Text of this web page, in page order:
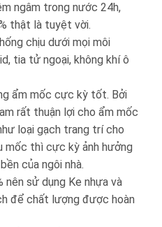
ngâm trong nước 24h,
thật là tuyệt vời.
chịu dưới mọi môi
tia tử ngoại, không khí ô
ẩm mốc cực kỳ tốt. Bởi
rất thuận lợi cho ẩm mốc
loại gạch trang trí cho
mốc thì cực kỳ ảnh hưởng
của ngôi nhà.
sử dụng Ke nhựa và
để chất lượng được hoàn